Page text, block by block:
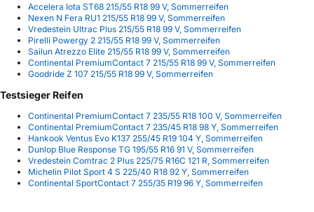
Accelera Iota ST68 215/55 R18 99 V, Sommerreifen
Nexen N Fera RU1 215/55 R18 99 V, Sommerreifen
Vredestein Ultrac Plus 215/55 R18 99 V, Sommerreifen
Pirelli Powergy 2 215/55 R18 99 V, Sommerreifen
Sailun Atrezzo Elite 215/55 R18 99 V, Sommerreifen
Continental PremiumContact 7 215/55 R18 99 V, Sommerreifen
Goodride Z 107 215/55 R18 99 V, Sommerreifen
Testsieger Reifen
Continental PremiumContact 7 235/55 R18 100 V, Sommerreifen
Continental PremiumContact 7 235/45 R18 98 Y, Sommerreifen
Hankook Ventus Evo K137 255/45 R19 104 Y, Sommerreifen
Dunlop Blue Response TG 195/55 R16 91 V, Sommerreifen
Vredestein Comtrac 2 Plus 225/75 R16C 121 R, Sommerreifen
Michelin Pilot Sport 4 S 225/40 R18 92 Y, Sommerreifen
Continental SportContact 7 255/35 R19 96 Y, Sommerreifen